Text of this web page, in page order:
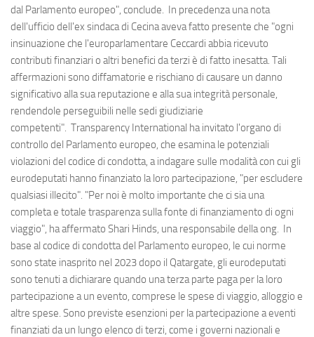
dal Parlamento europeo", conclude. In precedenza una nota
dell'ufficio dell'ex sindaca di Cecina aveva fatto presente che "ogni
insinuazione che l'europarlamentare Ceccardi abbia ricevuto
contributi finanziari o altri benefici da terzi è di fatto inesatta. Tali
affermazioni sono diffamatorie e rischiano di causare un danno
significativo alla sua reputazione e alla sua integrità personale,
rendendole perseguibili nelle sedi giudiziarie
competenti". Transparency International ha invitato l'organo di
controllo del Parlamento europeo, che esamina le potenziali
violazioni del codice di condotta, a indagare sulle modalità con cui gli
eurodeputati hanno finanziato la loro partecipazione, "per escludere
qualsiasi illecito". "Per noi è molto importante che ci sia una
completa e totale trasparenza sulla fonte di finanziamento di ogni
viaggio", ha affermato Shari Hinds, una responsabile della ong. In
base al codice di condotta del Parlamento europeo, le cui norme
sono state inasprito nel 2023 dopo il Qatargate, gli eurodeputati
sono tenuti a dichiarare quando una terza parte paga per la loro
partecipazione a un evento, comprese le spese di viaggio, alloggio e
altre spese. Sono previste esenzioni per la partecipazione a eventi
finanziati da un lungo elenco di terzi, come i governi nazionali e